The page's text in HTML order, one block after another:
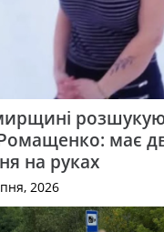
має
на руках
2026